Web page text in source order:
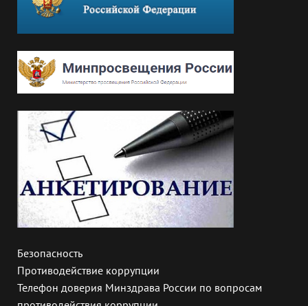
Безопасность
Противодействие коррупции
Телефон доверия Минздрава России по вопросам